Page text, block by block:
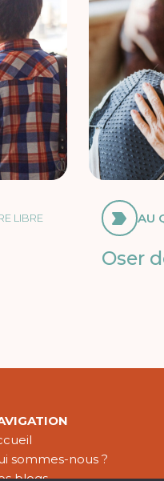
LIBRE AU
Oser
sommes-nous ?